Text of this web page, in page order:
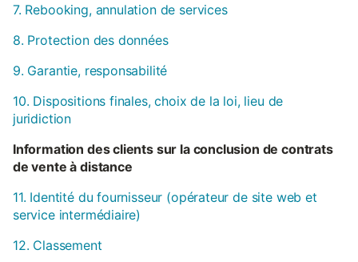
7. Rebooking, annulation de services
8. Protection des données
9. Garantie, responsabilité
10. Dispositions finales, choix de la loi, lieu de
juridiction
Information des clients sur la conclusion de contrats
de vente à distance
11. Identité du fournisseur (opérateur de site web et
service intermédiaire)
12. Classement